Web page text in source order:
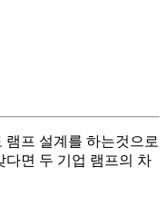
램프 설계를 하는것으로
다면 두 기업 램프의 차